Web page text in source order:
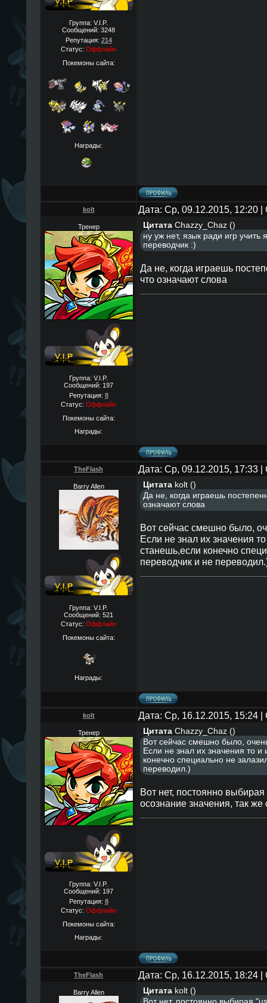
Группа: V.I.P.
Сообщений: 3248
Репутация: 214
Статус: Оффлайн
Покемоны сайта:
Награды:
kolt Дата: Ср, 09.12.2015, 12:20
Тренер
Группа: V.I.P.
Сообщений: 197
Репутация: 8
Статус: Оффлайн
Покемоны сайта:
Награды:
Цитата Chazzy_Chaz()
ну уж нет, язык ради игр учить
переводчик :)
Да не, когда играешь
что означают слова
TheFlаsh Дата: Ср, 09.12.2015, 17:33
Barry Allen
Группа: V.I.P.
Сообщений: 521
Статус: Оффлайн
Покемоны сайта:
Награды:
Цитата kolt()
Да не, когда играешь
означают слова
Вот сейчас смешно было,
Если не знал их значения
станешь,если конечно
переводчик и не
kolt Дата: Ср, 16.12.2015, 15:24
Тренер
Группа: V.I.P.
Сообщений: 197
Репутация: 8
Статус: Оффлайн
Покемоны сайта:
Награды:
Цитата Chazzy_Chaz()
Вот сейчас смешно было,
Если не знал их значения то и
конечно специально не
переводил.)
Вот нет, постоянно
осознание значения, так
TheFlаsh Дата: Ср, 16.12.2015, 18:24
Barry Allen Цитата kolt()